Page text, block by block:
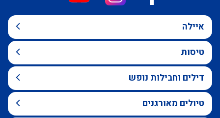
איילה
טיסות
דילים וחבילות נופש
טיולים מאורגנים